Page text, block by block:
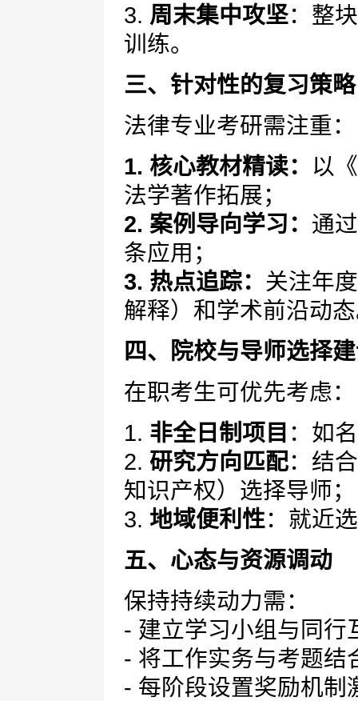
3. 周末集中攻坚：整
训练。
三、针对性的复习策略
法律专业考研需注重：
1. 核心教材精读： 以
法学著作拓展；
2. 案例导向学习： 通
条应用；
3. 热点追踪： 关注年
解释）和学术前沿动
四、院校与导师选择
在职考生可优先考虑：
1. 非全日制项目 ：如
2. 研究方向匹配：结
知识产权）选择导师；
3. 地域便利性：就近
五、心态与资源调动
保持持续动力需：
- 建立学习小组与同行
- 将工作实务与考题结
- 每阶段设置奖励机制